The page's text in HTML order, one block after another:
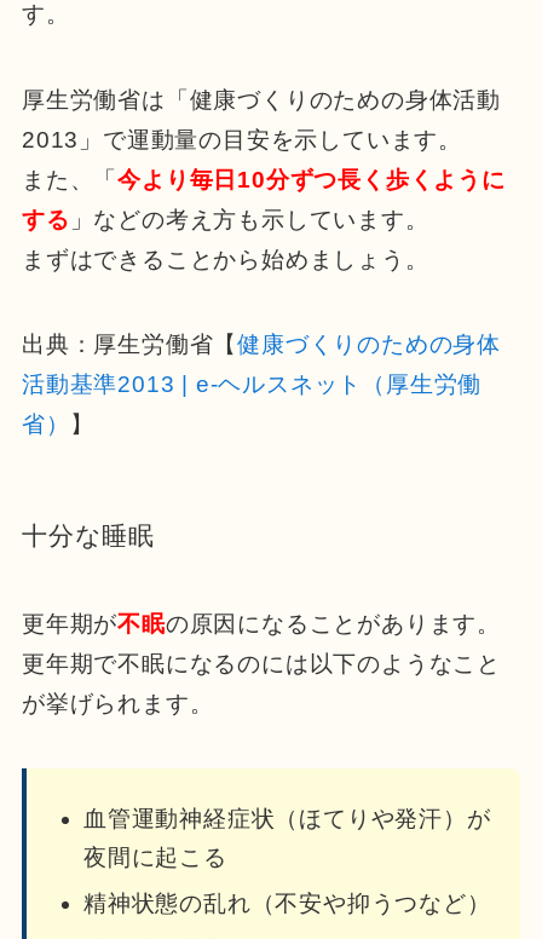
す。
厚生労働省は「健康づくりのための身体活動
2013」で運動量の目安を示しています。
また、「今より毎日10分ずつ長く歩くように
する 」などの考え方も示しています。
まずはできることから始めましょう。
出典：厚生労働省【健康づくりのための身体
活動基準2013 | e-ヘルスネット（厚生労働
省）
】
十分な睡眠
更年期が不眠の原因になることがあります。
更年期で不眠になるのには以下のようなこと
が挙げられます。
血管運動神経症状（ほてりや発汗）が
夜間に起こる
精神状態の乱れ（不安や抑うつなど）